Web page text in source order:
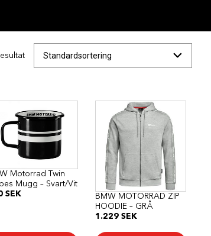
Motorrad Twin
Mugg – Svart/Vit
SEK
BMW MOTORRAD ZIP
HOODIE – GRÅ
1.229 SEK
produkten
har
flera
varianter.
De
olika
alternativen
kan
väljas
på
produktsidan